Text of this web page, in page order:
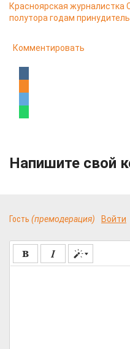
Красноярская журналистка
полутора годам
Комментировать
Напишите свой
Гость (премодерация) Войти